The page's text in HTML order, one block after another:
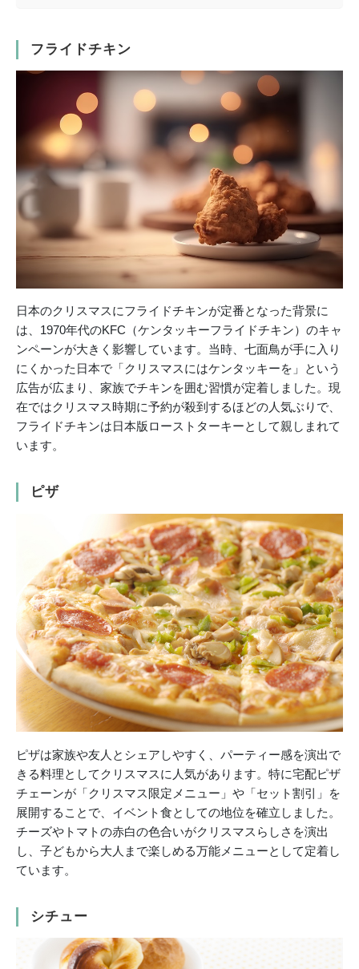
フライドチキン
日本のクリスマスにフライドチキンが定番となった背景に
は、1970年代のKFC（ケンタッキーフライドチキン）のキャ
ンペーンが大きく影響しています。当時、七面鳥が手に入り
にくかった日本で「クリスマスにはケンタッキーを」という
広告が広まり、家族でチキンを囲む習慣が定着しました。現
在ではクリスマス時期に予約が殺到するほどの人気ぶりで、
フライドチキンは日本版ローストターキーとして親しまれて
います。
ピザ
ピザは家族や友人とシェアしやすく、パーティー感を演出で
きる料理としてクリスマスに人気があります。特に宅配ピザ
チェーンが「クリスマス限定メニュー」や「セット割引」を
展開することで、イベント食としての地位を確立しました。
チーズやトマトの赤白の色合いがクリスマスらしさを演出
し、子どもから大人まで楽しめる万能メニューとして定着し
ています。
シチュー